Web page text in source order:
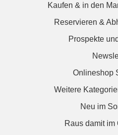
Kaufen & in den
Reservieren &
Prospekte
Onlineshop
Weitere
Neu im
Raus damit im